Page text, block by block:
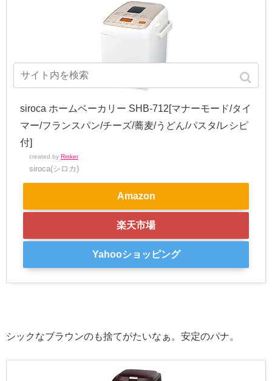
siroca ホームベーカリー SHB-712[マナーモード/タイ
マー/フランスパン/チーズ/蕎麦/うどん/パスタ/レシピ
付]
created by Rinker
siroca(シロカ)
Amazon
楽天市場
Yahooショッピング
シックなブラウンのも捨てがたいなぁ。安定のパナ。